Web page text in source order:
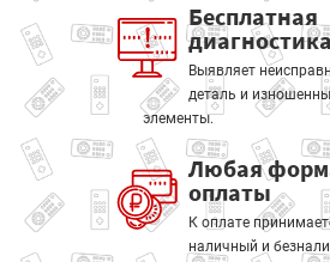
Бесплатная
Выявляет
деталь и
элементы.
Любая
оплаты
К оплате
наличный и